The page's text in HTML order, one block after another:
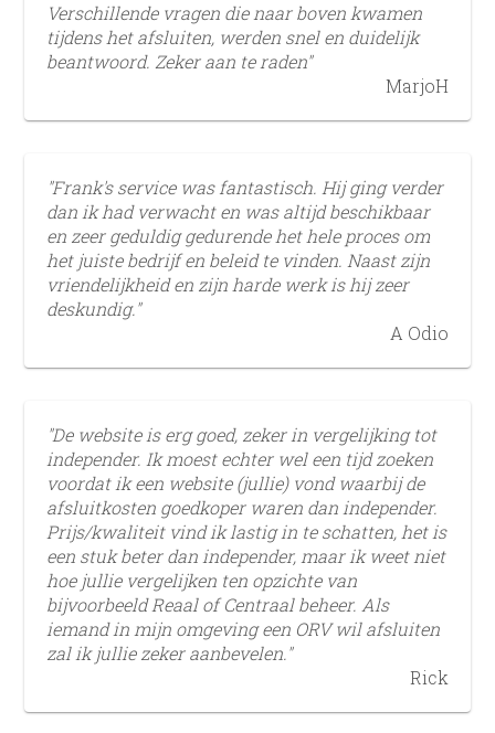
Verschillende vragen die naar boven kwamen
tijdens het afsluiten, werden snel en duidelijk
beantwoord. Zeker aan te raden"
MarjoH
"Frank's service was fantastisch. Hij ging verder
dan ik had verwacht en was altijd beschikbaar
en zeer geduldig gedurende het hele proces om
het juiste bedrijf en beleid te vinden. Naast zijn
vriendelijkheid en zijn harde werk is hij zeer
deskundig."
A Odio
"De website is erg goed, zeker in vergelijking tot
independer. Ik moest echter wel een tijd zoeken
voordat ik een website (jullie) vond waarbij de
afsluitkosten goedkoper waren dan independer.
Prijs/kwaliteit vind ik lastig in te schatten, het is
een stuk beter dan independer, maar ik weet niet
hoe jullie vergelijken ten opzichte van
bijvoorbeeld Reaal of Centraal beheer. Als
iemand in mijn omgeving een ORV wil afsluiten
zal ik jullie zeker aanbevelen."
Rick